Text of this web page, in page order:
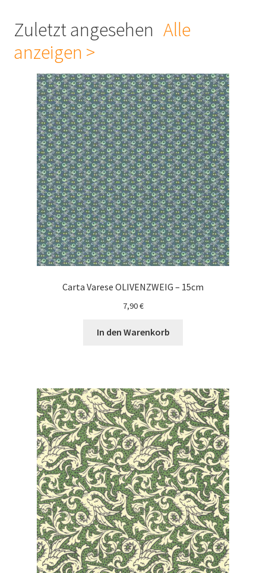
Zuletzt angesehen Alle
anzeigen >
Carta Varese OLIVENZWEIG – 15cm
7,90€
In den Warenkorb